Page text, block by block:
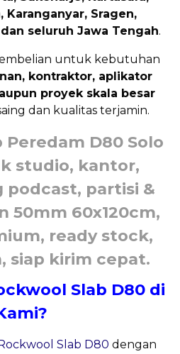
Karanganyar, Sragen,
seluruh Jawa Tengah.
untuk kebutuhan
kontraktor, aplikator
proyek skala besar
dan kualitas terjamin.
Peredam D80 Solo
studio, kantor,
podcast, partisi &
50mm 60x120cm,
ready stock,
siap kirim cepat.
Slab D80 di
Slab D80 dengan